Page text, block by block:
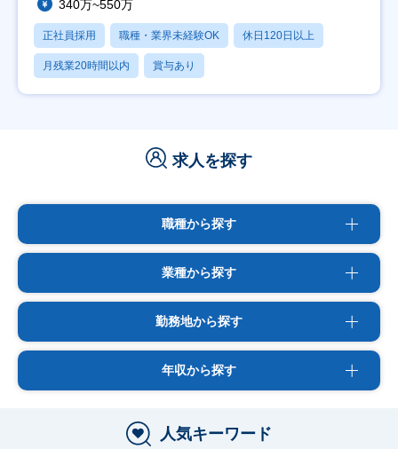
340万~550万
正社員採用 職種・業界未経験OK 休日120日以上
月残業20時間以内 賞与あり
求人を探す
職種から探す
業種から探す
勤務地から探す
年収から探す
人気キーワード